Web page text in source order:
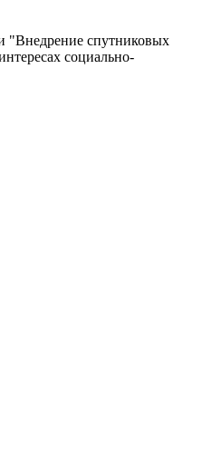
"Внедрение спутниковых
социально-